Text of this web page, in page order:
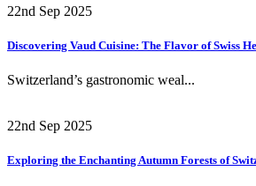
22nd Sep 2025
Discovering Vaud Cuisine: The Flavor of Swiss
Switzerland’s gastronomic weal...
22nd Sep 2025
Exploring the Enchanting Autumn Forests of